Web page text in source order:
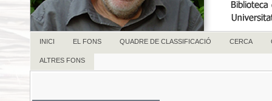
INICI EL FONS QUADRE DE CLASSIFICACIÓ CERCA
ALTRES FONS